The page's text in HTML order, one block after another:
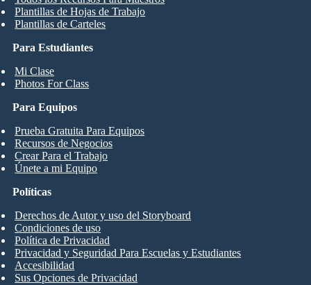
Para Estudiantes
Mi Clase
Photos For Class
Plantillas de Hojas de Trabajo
Plantillas de Carteles
Para Equipos
Prueba Gratuita Para Equipos
Recursos de Negocios
Crear Para el Trabajo
Únete a mi Equipo
Políticas
Derechos de Autor y uso del Storyboard
Condiciones de uso
Política de Privacidad
Privacidad y Seguridad Para Escuelas y Estudiantes
Accesibilidad
Sus Opciones de Privacidad